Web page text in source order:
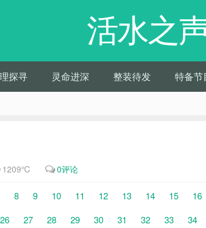
活水之
探寻 灵命进深 整装待发 特备节
1209℃ 0评论
8 9 10 11 12 13 14 15 16
26 27 28 29 30 31 32 33 34